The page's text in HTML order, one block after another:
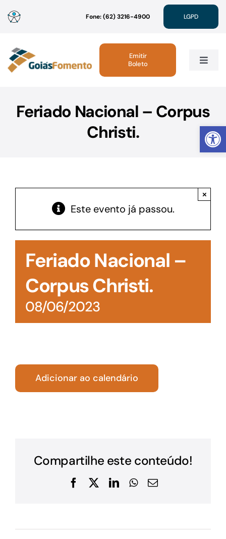
Abrir
para
conteúdo
Fone: (62) 3216-4900 LGPD
Toggle
Acesso à Informação
Emitir
Boleto
Feriado Nacional – Corpus
Christi.
Este evento já passou.
×
Feriado Nacional –
Corpus Christi.
08/06/2023
Adicionar ao calendário
Compartilhe este conteúdo!
Facebook
X LinkedInWhatsApp
E-